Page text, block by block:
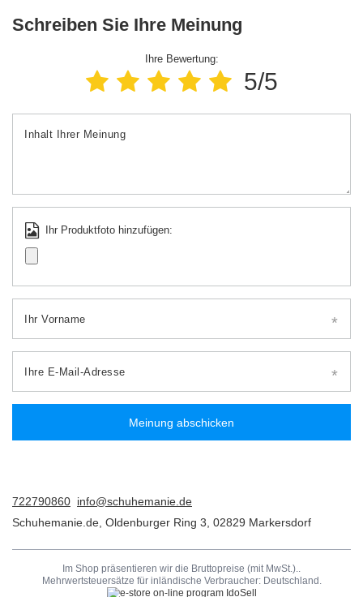
Schreiben Sie Ihre Meinung
Ihre Bewertung:
5/5
Inhalt Ihrer Meinung
Ihr Produktfoto hinzufügen:
Ihr Vorname
Ihre E-Mail-Adresse
Meinung abschicken
722790860 info@schuhemanie.de
Schuhemanie.de Oldenburger Ring 3 02829 Markersdorf
Im Shop präsentieren wir die Bruttopreise (mit MwSt.)..
Mehrwertsteuersätze für inländische Verbraucher: Deutschland .